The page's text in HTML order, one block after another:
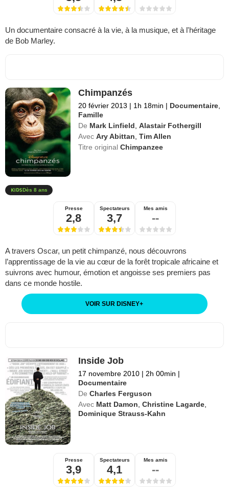
Un documentaire consacré à la vie, à la musique, et à l'héritage
de Bob Marley.
Chimpanzés
20 février 2013 | 1h 18min | Documentaire
Famille
De Mark Linfield ,Alastair Fothergill
Avec Ary Abittan ,Tim Allen
Titre originalChimpanzee
Dès 8 ans
Presse
2,8
Spectateurs
3,7
Mes amis
--
A travers Oscar, un petit chimpanzé, nous découvrons
l’apprentissage de la vie au cœur de la forêt tropicale africaine et
suivrons avec humour, émotion et angoisse ses premiers pas
dans ce monde hostile.
VOIR SUR DISNEY+
Inside Job
17 novembre 2010 | 2h 00min |
Documentaire
De Charles Ferguson
Avec Matt Damon ,Christine Lagarde
Dominique Strauss-Kahn
Presse
3,9
Spectateurs
4,1
Mes amis
--